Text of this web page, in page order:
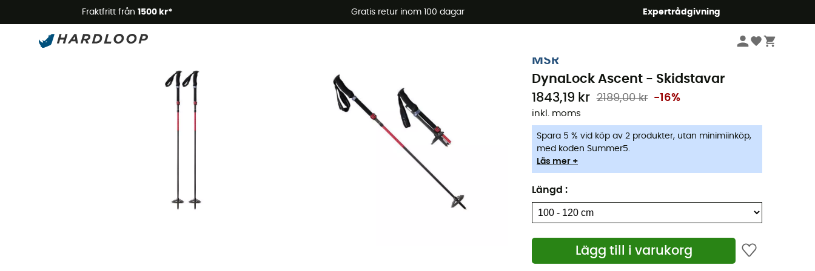
Fraktfritt från 1500 kr* Gratis retur inom 100 dagar Expertrådgivning
Sommarerbjudanden 🔥 -5 % EXTRA vid köp av 2 produkter* kod Summer5
Skidstavar Bâtons ski
MSR
DynaLock Ascent - Skidstavar
1843,19 kr 2189,00 kr -16%
inkl. moms
Spara 5 % vid köp av 2 produkter, utan minimiinköp,
med koden Summer5.
Läs mer +
Längd :
Lägg till i varukorg